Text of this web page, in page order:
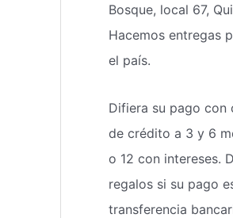
Bosque, local 67,
Hacemos entregas
el país.
Difiera su pago con
de crédito a 3 y 6
o 12 con intereses.
regalos si su pago
transferencia